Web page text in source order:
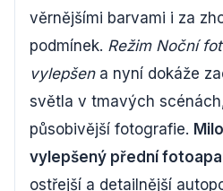
věrnějšími barvami i za
podmínek. Režim Noční
vylepšena nyní dokáže
světla v tmavých
působivější fotografie.
vylepšený přední
ostřejší a detailnější